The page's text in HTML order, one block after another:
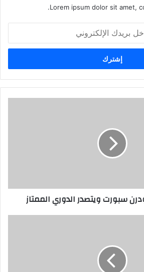
Lorem ipsum dolor sit amet,
سبورت ويتصدر الدوري الممتاز